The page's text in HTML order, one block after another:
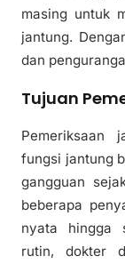
masing untuk
jantung.
dan
Tujuan
Pemeriksaan
fungsi jantung
gangguan
beberapa
nyata hingga
rutin, dokter